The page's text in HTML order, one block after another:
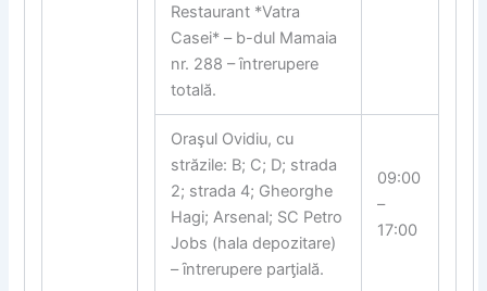
Restaurant *Vatra
Casei* – b-dul Mamaia
nr. 288 – ȋntrerupere
totală.
Oraşul Ovidiu, cu
străzile: B; C; D; strada
2; strada 4; Gheorghe
Hagi; Arsenal; SC Petro
Jobs (hala depozitare)
– ȋntrerupere parƫială.
09:00
–
17:00